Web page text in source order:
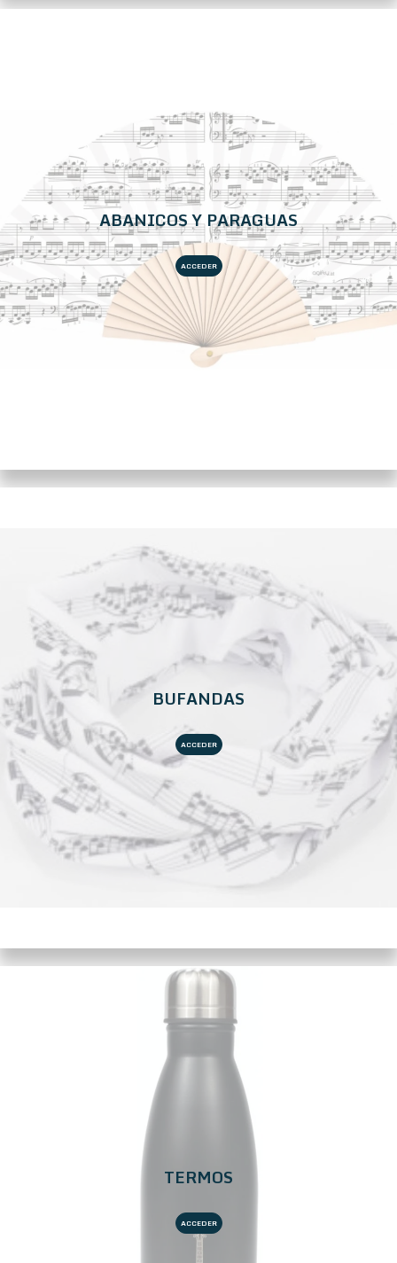
ABANICOS Y PARAGUAS
ACCEDER
BUFANDAS
ACCEDER
TERMOS
ACCEDER